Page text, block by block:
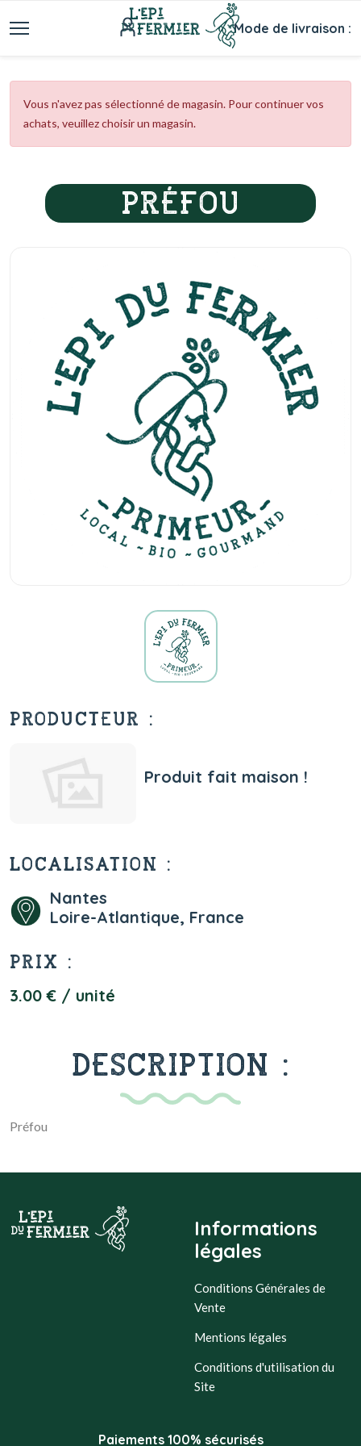
Mode de livraison :
Vous n'avez pas sélectionné de magasin. Pour continuer vos
achats, veuillez choisir un magasin.
PRÉFOU
PRODUCTEUR :
Produit fait maison !
LOCALISATION :
Nantes
Loire-Atlantique, France
PRIX :
3.00 € / unité
DESCRIPTION :
Préfou
Informations
légales
Conditions Générales de
Vente
Mentions légales
Conditions d'utilisation du
Site
Paiements 100% sécurisés